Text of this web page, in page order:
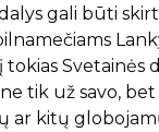
gali būti
Svetainės
tik už savo, bet
ar kitų